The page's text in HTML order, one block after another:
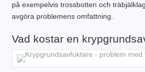
på exempelvis trossbotten och
avgöra problemens omfattning.
Vad kostar en